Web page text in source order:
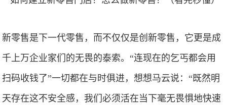
新零售是下一代零售，而不仅仅是创新零售，它更是成
千上万企业家们的无畏的泰索。“连现在的乞丐都会用
扫码收钱了”一切都在与时俱进，想想马云说：“既然明
天存在这不安全感，我们必须活在当下毫无畏惧地快速